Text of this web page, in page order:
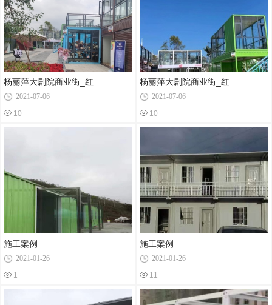
杨丽萍大剧院商业街_红
2021-07-06
10
施工案例
2021-01-26
1
杨丽萍大剧院商业街_红
2021-07-06
10
施工案例
2021-01-26
11